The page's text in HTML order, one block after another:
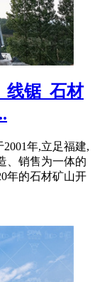
线锯_石材
年,立足福建,
、销售为一体的
年的石材矿山开